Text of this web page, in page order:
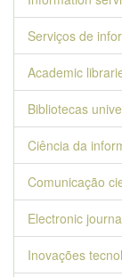
Serviços de
Academic
Bibliotecas
Ciência da
Comunicação
Electronic
Inovações